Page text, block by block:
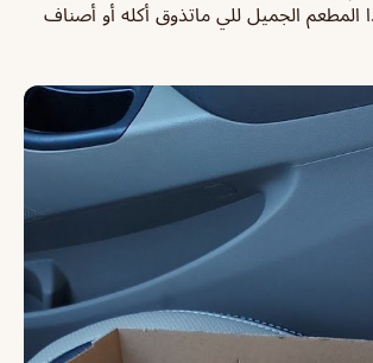
المطعم الجميل للي ماتذوق أكله أو أصناف